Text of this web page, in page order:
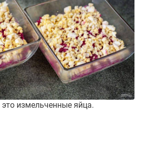
измельченные яйца.